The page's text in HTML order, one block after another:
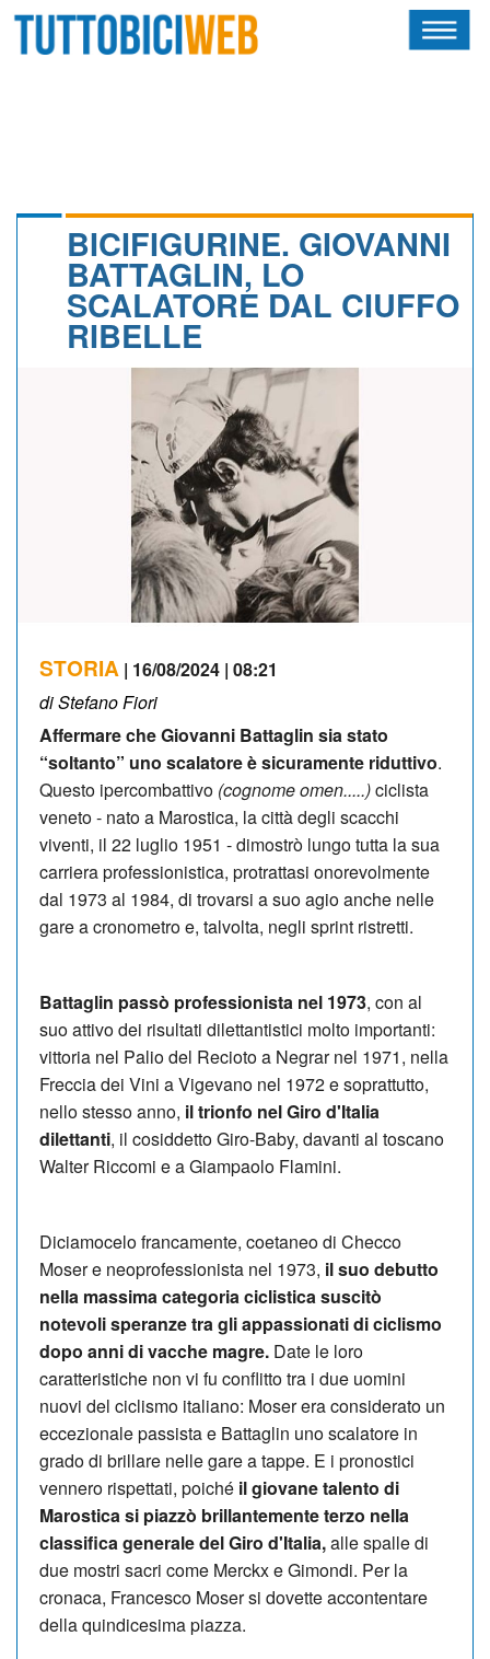
CALENDARIO
BICIFIGURINE. GIOVANNI
BATTAGLIN, LO
SCALATORE DAL CIUFFO
RIBELLE
STORIA | 16/08/2024 | 08:21
di Stefano Fiori
Affermare che Giovanni Battaglin sia stato
“soltanto” uno scalatore è sicuramente riduttivo.
Questo ipercombattivo (cognome omen.....)ciclista
veneto - nato a Marostica, la città degli scacchi
viventi, il 22 luglio 1951 - dimostrò lungo tutta la sua
carriera professionistica, protrattasi onorevolmente
dal 1973 al 1984, di trovarsi a suo agio anche nelle
gare a cronometro e, talvolta, negli sprint ristretti.
Battaglin passò professionista nel 1973, con al
suo attivo dei risultati dilettantistici molto importanti:
vittoria nel Palio del Recioto a Negrar nel 1971, nella
Freccia dei Vini a Vigevano nel 1972 e soprattutto,
nello stesso anno, il trionfo nel Giro d'Italia
dilettanti, il cosiddetto Giro-Baby, davanti al toscano
Walter Riccomi e a Giampaolo Flamini.
Diciamocelo francamente, coetaneo di Checco
Moser e neoprofessionista nel 1973, il suo debutto
nella massima categoria ciclistica suscitò
notevoli speranze tra gli appassionati di ciclismo
dopo anni di vacche magre. Date le loro
caratteristiche non vi fu conflitto tra i due uomini
nuovi del ciclismo italiano: Moser era considerato un
eccezionale passista e Battaglin uno scalatore in
grado di brillare nelle gare a tappe. E i pronostici
vennero rispettati, poiché il giovane talento di
Marostica si piazzò brillantemente terzo nella
classifica generale del Giro d'Italia,alle spalle di
due mostri sacri come Merckx e Gimondi. Per la
cronaca, Francesco Moser si dovette accontentare
della quindicesima piazza.